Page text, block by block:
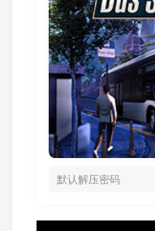
默认解压密码